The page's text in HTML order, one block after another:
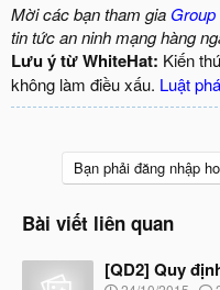
Mời các bạn tham gia
tin tức an ninh mạng hàng
Lưu ý từ WhiteHat: Kiến
không làm điều xấu. Luật
Bạn phải đăng nhập
Bài viết liên quan
[QD2] Quy